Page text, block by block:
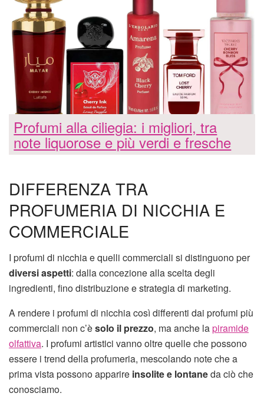
Profumi alla ciliegia: i migliori, tra
note liquorose e più verdi e fresche
DIFFERENZA TRA
PROFUMERIA DI NICCHIA E
COMMERCIALE
I profumi di nicchia e quelli commerciali si distinguono per
diversi aspetti: dalla concezione alla scelta degli
ingredienti, fino distribuzione e strategia di marketing.
A rendere i profumi di nicchia così differenti dai profumi più
commerciali non c’èsolo il prezzo, ma anche lapiramide
olfattiva. I profumi artistici vanno oltre quelle che possono
essere i trend della profumeria, mescolando note che a
prima vista possono apparire insolite e lontaneda ciò che
conosciamo.